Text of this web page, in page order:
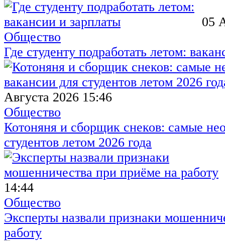
05
Общество
Где студенту подработать летом:
Августа 2026 15:46
Общество
Котоняня и сборщик снеков: самые
студентов летом 2026 года
14:44
Общество
Эксперты назвали признаки
работу